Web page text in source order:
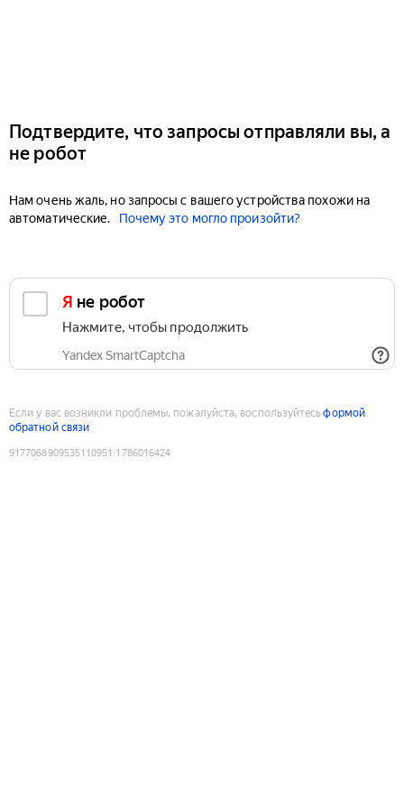
Подтвердите, что запросы отправляли вы, а
не робот
Нам очень жаль, но запросы с вашего устройства похожи на
автоматические.
Почему это могло произойти?
Я не робот
Нажмите, чтобы продолжить
Yandex SmartCaptcha
Если у вас возникли проблемы, пожалуйста, воспользуйтесьформой
обратной связи
9177068909535110951 :1786016424